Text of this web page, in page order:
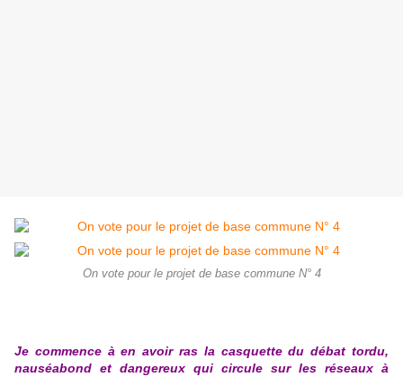
On vote pour le projet de base commune N° 4
Je commence à en avoir ras la casquette du débat tordu,
nauséabond et dangereux qui circule sur les réseaux à